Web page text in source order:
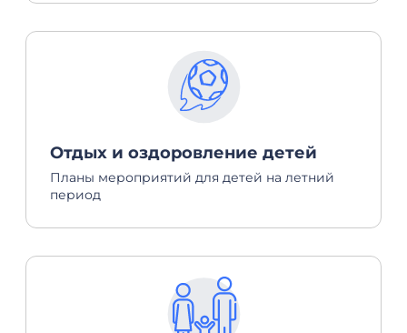
Отдых и оздоровление детей
Планы мероприятий для детей на летний
период